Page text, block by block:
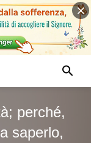
perché,
saperlo,